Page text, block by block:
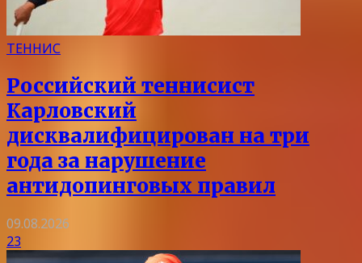
ТЕННИС
Российский теннисист
Карловский
дисквалифицирован на три
года за нарушение
антидопинговых правил
09.08.2026
23